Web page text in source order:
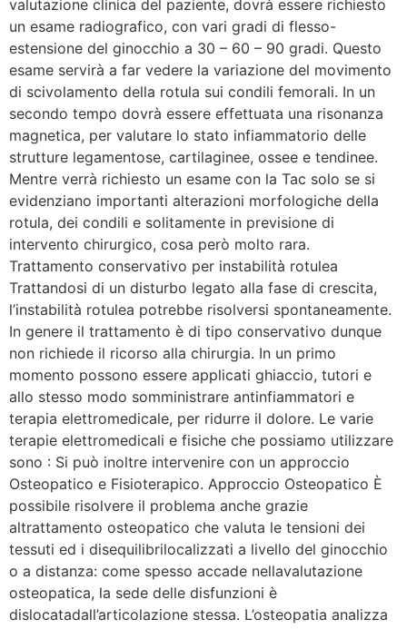
valutazione clinica del paziente, dovrà essere richiesto
un esame radiografico, con vari gradi di flesso-
estensione del ginocchio a 30 – 60 – 90 gradi. Questo
esame servirà a far vedere la variazione del movimento
di scivolamento della rotula sui condili femorali. In un
secondo tempo dovrà essere effettuata una risonanza
magnetica, per valutare lo stato infiammatorio delle
strutture legamentose, cartilaginee, ossee e tendinee.
Mentre verrà richiesto un esame con la Tac solo se si
evidenziano importanti alterazioni morfologiche della
rotula, dei condili e solitamente in previsione di
intervento chirurgico, cosa però molto rara.
Trattamento conservativo per instabilità rotulea
Trattandosi di un disturbo legato alla fase di crescita,
l’instabilità rotulea potrebbe risolversi spontaneamente.
In genere il trattamento è di tipo conservativo dunque
non richiede il ricorso alla chirurgia. In un primo
momento possono essere applicati ghiaccio, tutori e
allo stesso modo somministrare antinfiammatori e
terapia elettromedicale, per ridurre il dolore. Le varie
terapie elettromedicali e fisiche che possiamo utilizzare
sono : Si può inoltre intervenire con un approccio
Osteopatico e Fisioterapico. Approccio Osteopatico È
possibile risolvere il problema anche grazie
altrattamento osteopatico che valuta le tensioni dei
tessuti ed i disequilibrilocalizzati a livello del ginocchio
o a distanza: come spesso accade nellavalutazione
osteopatica, la sede delle disfunzioni è
dislocatadall’articolazione stessa. L’osteopatia analizza